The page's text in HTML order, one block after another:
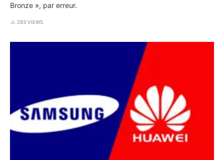
Bronze », par erreur.
293 VIEWS